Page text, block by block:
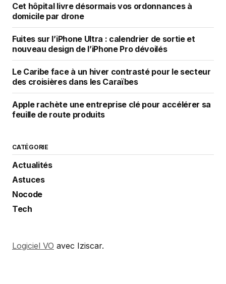
Cet hôpital livre désormais vos ordonnances à
domicile par drone
Fuites sur l’iPhone Ultra : calendrier de sortie et
nouveau design de l’iPhone Pro dévoilés
Le Caribe face à un hiver contrasté pour le secteur
des croisières dans les Caraïbes
Apple rachète une entreprise clé pour accélérer sa
feuille de route produits
CATÉGORIE
Actualités
Astuces
Nocode
Tech
Logiciel VO avec Iziscar.